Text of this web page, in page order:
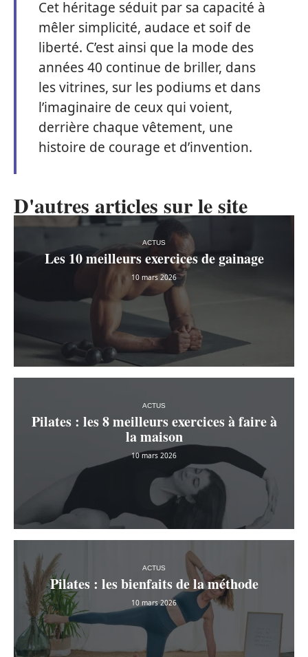
Cet héritage séduit par sa capacité à
mêler simplicité, audace et soif de
liberté. C’est ainsi que la mode des
années 40 continue de briller, dans
les vitrines, sur les podiums et dans
l’imaginaire de ceux qui voient,
derrière chaque vêtement, une
histoire de courage et d’invention.
D'autres articles sur le site
ACTUS
Les 10 meilleurs exercices de gainage
10 mars 2026
ACTUS
Pilates : les 8 meilleurs exercices à faire à
la maison
10 mars 2026
ACTUS
Pilates : les bienfaits de la méthode
10 mars 2026